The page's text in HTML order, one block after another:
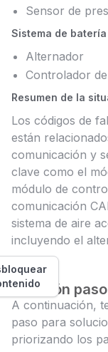
Sensor de
Sistema de
Alternador
Controlador
Resumen de la
Los códigos de
están
comunicación y
clave como el
módulo de
comunicación
sistema de aire
incluyendo el
Solución
A continuación,
paso para
priorizando los